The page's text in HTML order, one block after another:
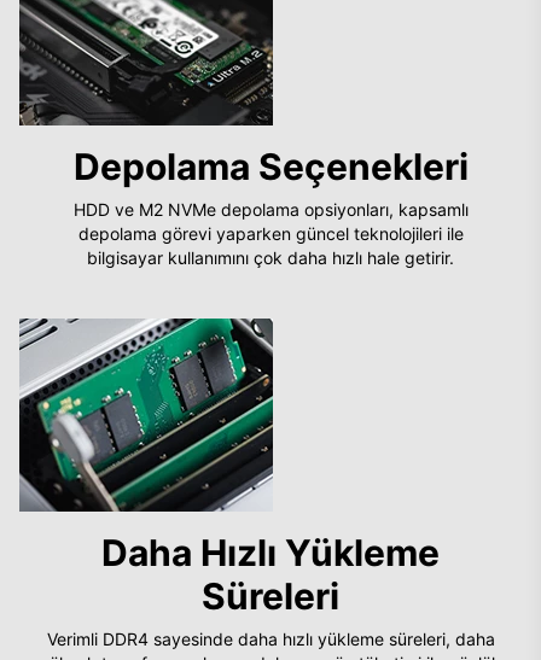
Depolama Seçenekleri
HDD ve M2 NVMe depolama opsiyonları, kapsamlı
depolama görevi yaparken güncel teknolojileri ile
bilgisayar kullanımını çok daha hızlı hale getirir.
Daha Hızlı Yükleme
Süreleri
Verimli DDR4 sayesinde daha hızlı yükleme süreleri, daha